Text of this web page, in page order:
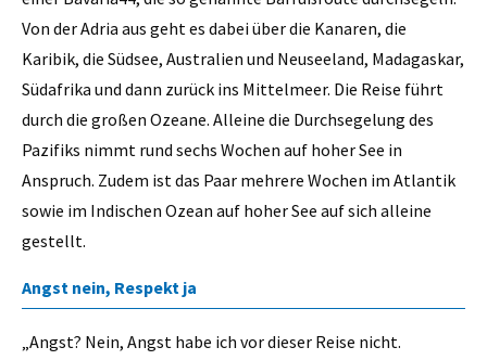
Von der Adria aus geht es dabei über die Kanaren, die
Karibik, die Südsee, Australien und Neuseeland, Madagaskar,
Südafrika und dann zurück ins Mittelmeer. Die Reise führt
durch die großen Ozeane. Alleine die Durchsegelung des
Pazifiks nimmt rund sechs Wochen auf hoher See in
Anspruch. Zudem ist das Paar mehrere Wochen im Atlantik
sowie im Indischen Ozean auf hoher See auf sich alleine
gestellt.
Angst nein, Respekt ja
„Angst? Nein, Angst habe ich vor dieser Reise nicht.